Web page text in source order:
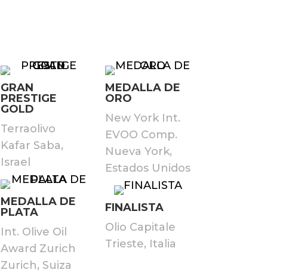
GRAN
PRESTIGE
GOLD
Terraolivo
Kafar Saba,
Israel
MEDALLA DE
PLATA
Int. Olive Oil
Award Zurich
Zurich, Suiza
MEDALLA DE
ORO
New York Int.
EVOO Comp.
Nueva York,
Estados Unidos
FINALISTA
Olio Capitale
Trieste, Italia